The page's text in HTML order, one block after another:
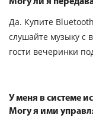
Да. Купите
слушайте музыку с
гости вечеринки
У меня в системе
Могу я ими